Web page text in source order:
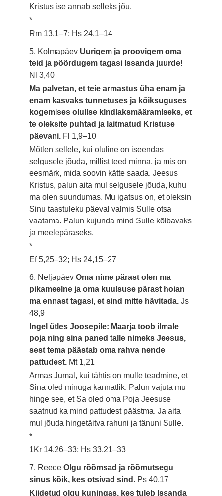
Kristus ise annab selleks jõu.
*
Rm 13,1–7; Hs 24,1–14
5. Kolmapäev Uurigem ja proovigem oma
teid ja pöördugem tagasi Issanda juurde!
Nl 3,40
Ma palvetan, et teie armastus üha enam ja
enam kasvaks tunnetuses ja kõiksuguses
kogemises olulise kindlaksmääramiseks, et
te oleksite puhtad ja laitmatud Kristuse
päevani. Fl 1,9–10
Mõtlen sellele, kui oluline on iseendas
selgusele jõuda, millist teed minna, ja mis on
eesmärk, mida soovin kätte saada. Jeesus
Kristus, palun aita mul selgusele jõuda, kuhu
ma olen suundumas. Mu igatsus on, et oleksin
Sinu taastuleku päeval valmis Sulle otsa
vaatama. Palun kujunda mind Sulle kõlbavaks
ja meelepäraseks.
*
Ef 5,25–32; Hs 24,15–27
6. NeljapäevOma nime pärast olen ma
pikameelne ja oma kuulsuse pärast hoian
ma ennast tagasi, et sind mitte hävitada.Js
48,9
Ingel ütles Joosepile: Maarja toob ilmale
poja ning sina paned talle nimeks Jeesus,
sest tema päästab oma rahva nende
pattudest. Mt 1,21
Armas Jumal, kui tähtis on mulle teadmine, et
Sina oled minuga kannatlik. Palun vajuta mu
hinge see, et Sa oled oma Poja Jeesuse
saatnud ka mind pattudest päästma. Ja aita
mul jõuda hingetäitva rahuni ja tänuni Sulle.
*
1Kr 14,26–33; Hs 33,21–33
7. ReedeOlgu rõõmsad ja rõõmutsegu
sinus kõik, kes otsivad sind. Ps 40,17
Kiidetud olgu kuningas, kes tuleb Issanda